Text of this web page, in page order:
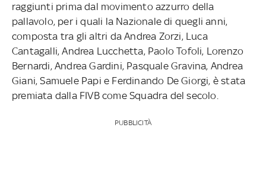
raggiunti prima dal movimento azzurro della
pallavolo, per i quali la Nazionale di quegli anni,
composta tra gli altri da Andrea Zorzi, Luca
Cantagalli, Andrea Lucchetta, Paolo Tofoli, Lorenzo
Bernardi, Andrea Gardini, Pasquale Gravina, Andrea
Giani, Samuele Papi e Ferdinando De Giorgi, è stata
premiata dalla FIVB come Squadra del secolo.
PUBBLICITÀ